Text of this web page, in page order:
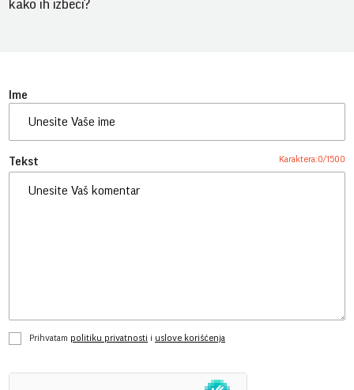
kako ih izbeći?
Ime
Tekst Karaktera:0/1500
Prihvatam politiku privatnosti i uslove korišćenja